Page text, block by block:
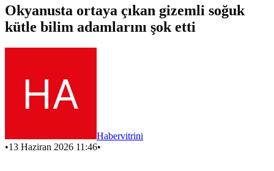
Okyanusta ortaya çıkan gizemli soğuk
kütle bilim adamlarını şok etti
Habervitrini
•13 Haziran 2026 11:46•